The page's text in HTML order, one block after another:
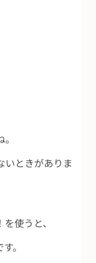
いときがありま
使うと、
。